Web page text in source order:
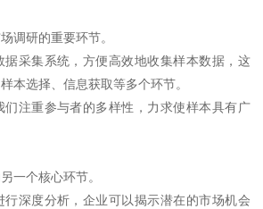
调研的重要环节。
据采集系统，方便高效地收集样本数据，这
本选择、信息获取等多个环节。
们注重参与者的多样性，力求使样本具有广
一个核心环节。
深度分析，企业可以揭示潜在的市场机会